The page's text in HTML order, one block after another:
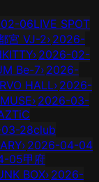
06LIVE SPOT
宮 VJ-2› 2026-
› 2026-02-
Be-7› 2026-
HALL› 2026-
› 2026-03-
28club
› 2026-04-04
05甲府
BOX› 2026-